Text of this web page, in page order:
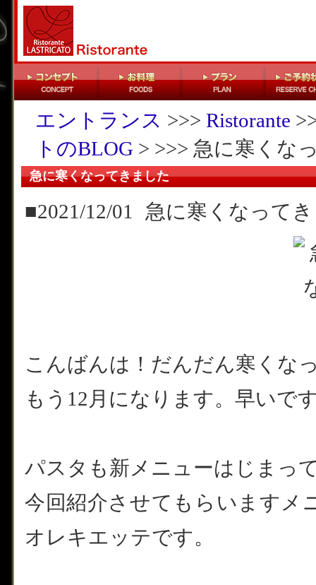
エントランス >>> Ristorante
トのBLOG > >>> 急に寒くな
急に寒くなってきました
■2021/12/01 急に寒くなって
こんばんは！だんだん寒くな
もう12月になります。早いで
パスタも新メニューはじまっ
今回紹介させてもらいますメ
オレキエッテです。